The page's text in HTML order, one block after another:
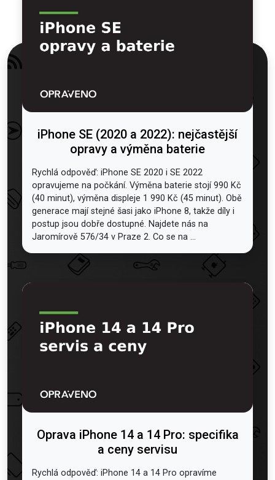
iPhone SE (2020 a 2022): nejčastější
opravy a výměna baterie
Rychlá odpověď: iPhone SE 2020 i SE 2022
opravujeme na počkání. Výměna baterie stojí 990 Kč
(40 minut), výměna displeje 1 990 Kč (45 minut). Obě
generace mají stejné šasi jako iPhone 8, takže díly i
postup jsou dobře dostupné. Najdete nás na
Jaromírově 576/34 v Praze 2. Co se na ...
Oprava iPhone 14 a 14 Pro: specifika
a ceny servisu
Rychlá odpověď: iPhone 14 a 14 Pro opravíme